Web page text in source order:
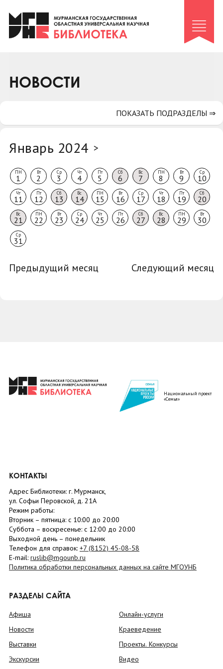
Клуб «Гиря и сельдерей»
Клуб «Семейный архив»
Коллегам
НОВОСТИ
Январь 2024 >
ПН
1
Вт
2
Ср
3
Чт
4
Пт
5
Сб
6
Вс
7
ПН
8
Вт
9
Ср
10
Чт
11
Пт
12
Сб
13
Вс
14
ПН
15
Вт
16
Ср
17
Чт
18
Пт
19
Сб
20
Вс
21
ПН
22
Вт
23
Ср
24
Чт
25
Пт
26
Сб
27
Вс
28
ПН
29
Вт
30
Ср
31
Предыдущий месяц Следующий месяц
ПОКАЗАТЬ ПОДРАЗДЕЛЫ ⇒
Национальный проект
«Семья»
КОНТАКТЫ
Адрес Библиотеки: г. Мурманск,
ул. Софьи Перовской, д. 21А
Режим работы:
Вторник – пятница: с 10:00 до 20:00
Суббота – воскресенье: c 12:00 до 20:00
Выходной день – понедельник
Телефон для справок: +7 (8152) 45-08-58
E-mail: ruslib@mgounb.ru
Политика обработки персональных данных на сайте МГОУНБ
РАЗДЕЛЫ САЙТА
Афиша
Новости
Выставки
Экскурсии
Онлайн-услуги
Краеведение
Проекты. Конкурсы
Видео